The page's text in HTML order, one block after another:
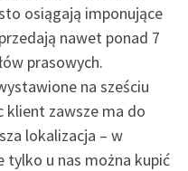
osiągają imponujące
nawet ponad 7
prasowych.
na sześciu
klient zawsze ma do
lokalizacja – w
tylko u nas można kupić